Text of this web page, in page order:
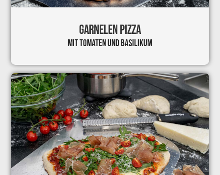
GARNELEN PIZZA
MIT TOMATENUND BASILIKUM